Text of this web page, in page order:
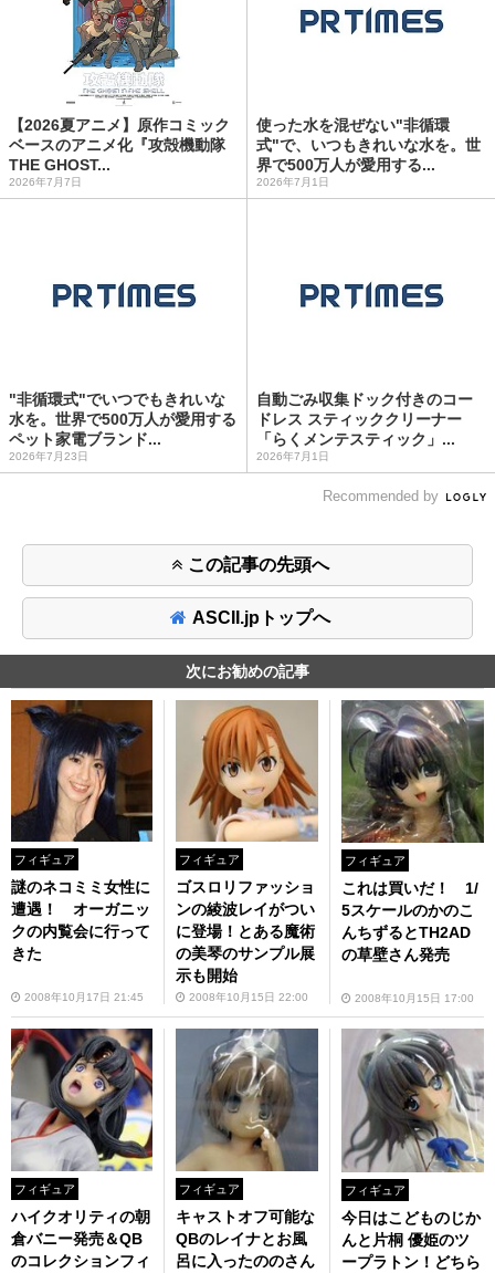
【2026夏アニメ】原作コミック
ベースのアニメ化『攻殻機動隊
THE GHOST...
2026年7月7日
使った水を混ぜない"非循環
式"で、いつもきれいな水を。世
界で500万人が愛用する...
2026年7月1日
"非循環式"でいつでもきれいな
水を。世界で500万人が愛用する
ペット家電ブランド...
2026年7月23日
自動ごみ収集ドック付きのコー
ドレス スティッククリーナー
「らくメンテスティック」...
2026年7月1日
Recommended by
この記事の先頭へ
ASCII.jpトップへ
次にお勧めの記事
フィギュア
謎のネコミミ女性に
遭遇！ オーガニッ
クの内覧会に行って
きた
2008年10月17日 21:45
フィギュア
ゴスロリファッショ
ンの綾波レイがつい
に登場！とある魔術
の美琴のサンプル展
示も開始
2008年10月15日 22:00
フィギュア
これは買いだ！ 1/
5スケールのかのこ
んちずるとTH2AD
の草壁さん発売
2008年10月15日 17:00
フィギュア
ハイクオリティの朝
倉バニー発売＆QB
のコレクションフィ
フィギュア
キャストオフ可能な
QBのレイナとお風
呂に入ったののさん
フィギュア
今日はこどものじか
んと片桐 優姫のツ
ープラトン！どちら